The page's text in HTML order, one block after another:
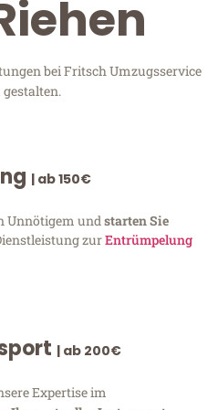
bei Fritsch Umzugsservice
| ab 150€
Unnötigem undstarten Sie
zurEntrümpelung
| ab 200€
Expertise im